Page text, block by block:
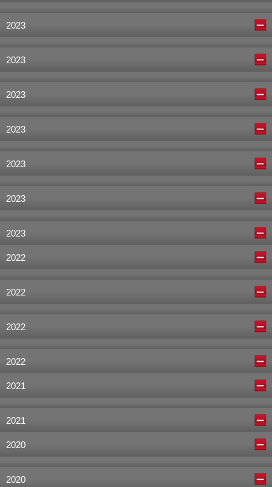
2023
2023
2023
2023
2023
2023
2023
2022
2022
2022
2022
2021
2021
2020
2020